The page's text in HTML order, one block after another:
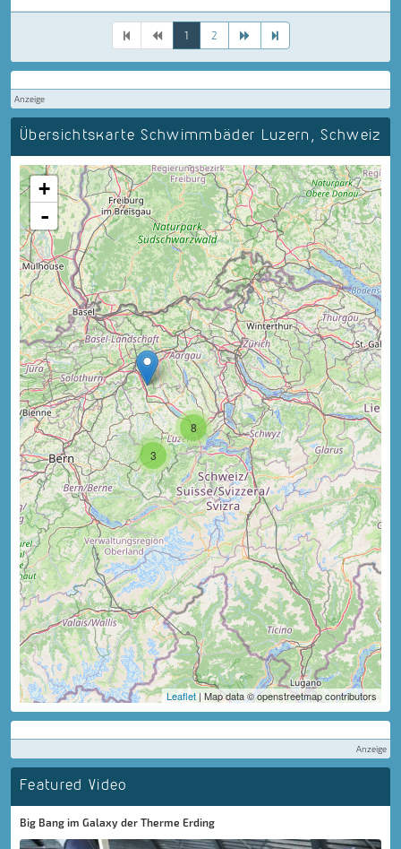
1 2
Anzeige
Übersichtskarte Schwimmbäder Luzern, Schweiz
3
8
+
-
Leaflet | Map data © openstreetmap contributors
Anzeige
Featured Video
Big Bang im Galaxy der Therme Erding